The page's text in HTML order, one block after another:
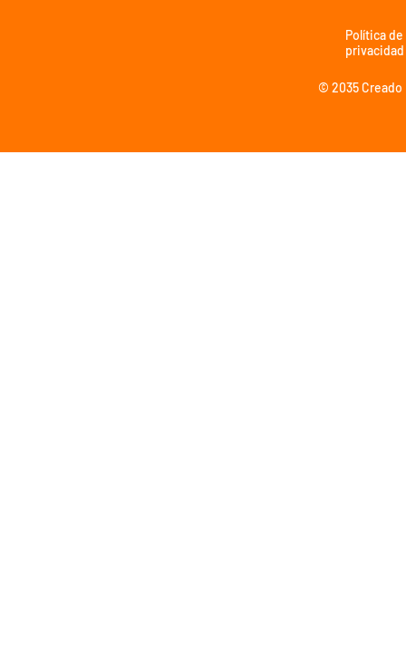
Política de
privacidad
© 2035 Creado